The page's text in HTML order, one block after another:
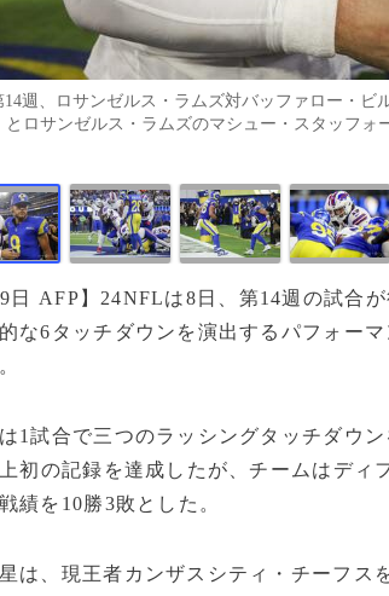
14週、ロサンゼルス・ラムズ対バッファロー・
とロサンゼルス・ラムズのマシュー・スタッフォ
9日 AFP】24NFLは8日、第14週の試合
な6タッチダウンを演出するパフォー
1試合で三つのラッシングタッチダウ
初の記録を達成したが、チームはディ
績を10勝3敗とした。
は、現王者カンザスシティ・チーフ